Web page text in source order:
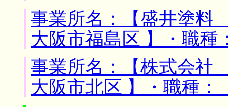
事業所名：【盛井塗料
大阪市福島区 】・職種
事業所名：【株式会
大阪市北区 】・職種：